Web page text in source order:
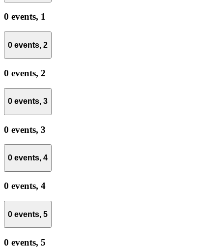
0 events, 1
0 events, 2
0 events, 2
0 events, 3
0 events, 3
0 events, 4
0 events, 4
0 events, 5
0 events, 5